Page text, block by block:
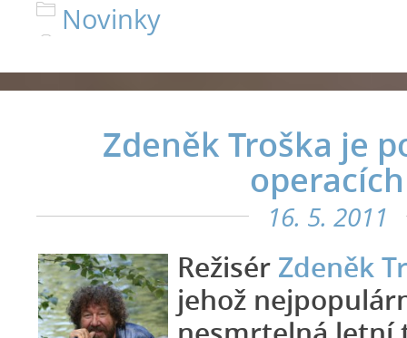
Novinky
Zdeněk Troška je
operacích
16. 5. 2011
Režisér Zdeněk
jehož